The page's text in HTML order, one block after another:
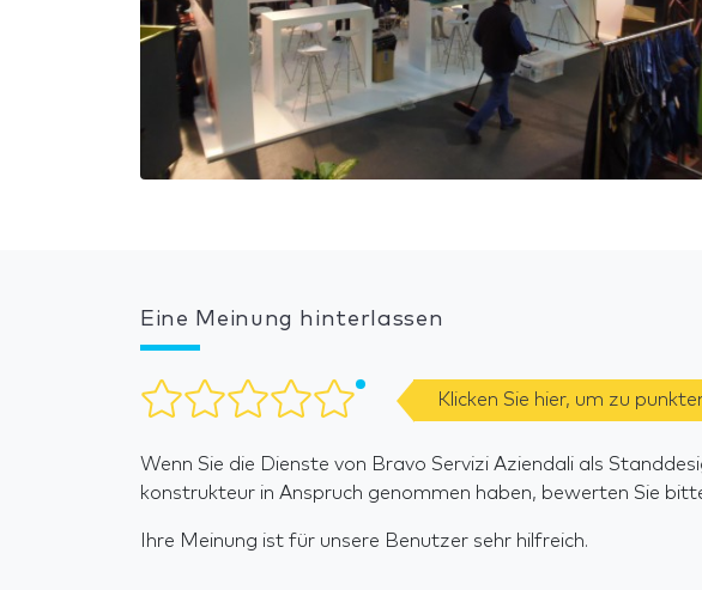
Eine Meinung hinterlassen
Klicken Sie hier, um zu
Wenn Sie die Dienste von Bravo Servizi Aziendali als
konstrukteur in Anspruch genommen haben, bewerten Sie
Ihre Meinung ist für unsere Benutzer sehr hilfreich.